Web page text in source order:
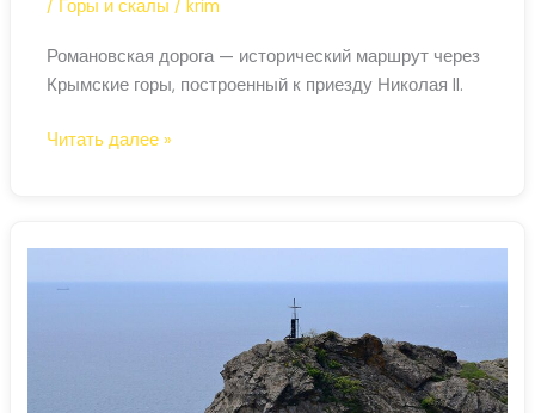
/ Горы и скалы /krim
Романовская дорога — исторический маршрут через
Крымские горы, построенный к приезду Николая II.
Романовская
путь
через
Читать далее »